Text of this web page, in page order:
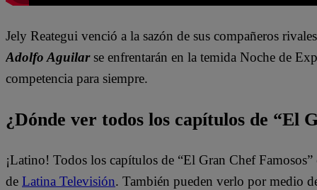
Jely Reategui venció a la sazón de sus compañeros
Adolfo Aguilarse enfrentarán en la temida Noche de
competencia para siempre.
¿Dónde ver todos los capítulos de “El
¡Latino! Todos los capítulos de “El Gran Chef
de Latina Televisión. También pueden verlo por medio